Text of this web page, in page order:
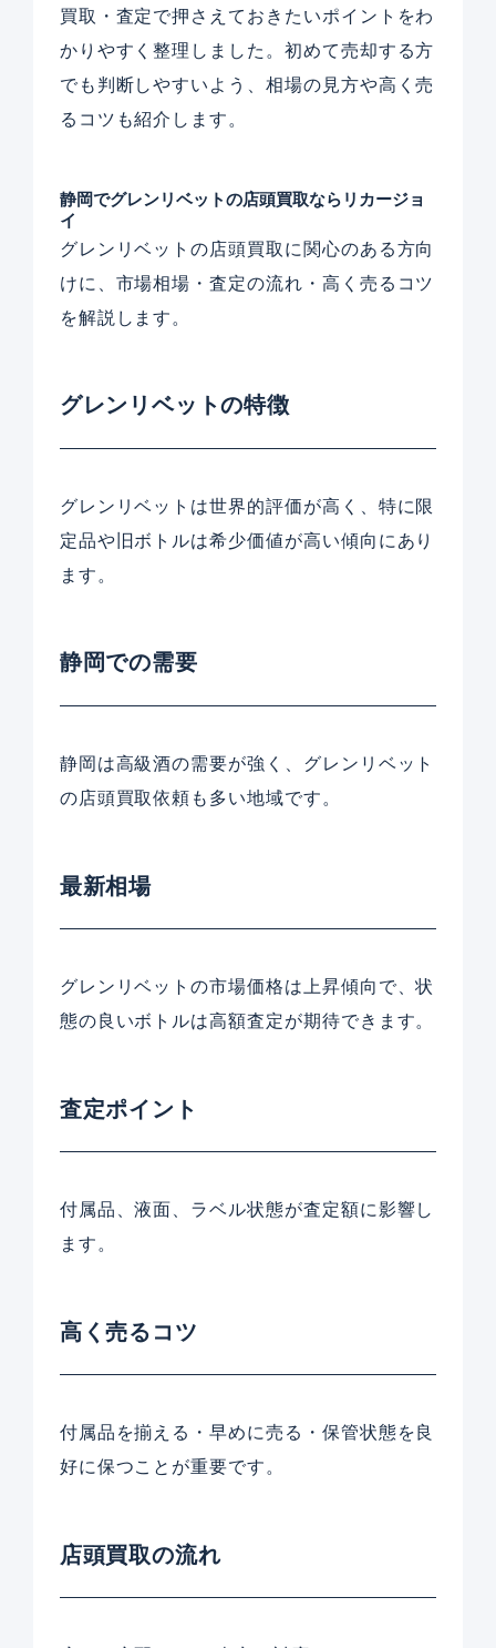
買取・査定で押さえておきたいポイントをわ
かりやすく整理しました。初めて売却する方
でも判断しやすいよう、相場の見方や高く売
るコツも紹介します。
静岡でグレンリベットの店頭買取ならリカージョ
イ
グレンリベットの店頭買取に関心のある方向
けに、市場相場・査定の流れ・高く売るコツ
を解説します。
グレンリベットの特徴
グレンリベットは世界的評価が高く、特に限
定品や旧ボトルは希少価値が高い傾向にあり
ます。
静岡での需要
静岡は高級酒の需要が強く、グレンリベット
の店頭買取依頼も多い地域です。
最新相場
グレンリベットの市場価格は上昇傾向で、状
態の良いボトルは高額査定が期待できます。
査定ポイント
付属品、液面、ラベル状態が査定額に影響し
ます。
高く売るコツ
付属品を揃える・早めに売る・保管状態を良
好に保つことが重要です。
店頭買取の流れ